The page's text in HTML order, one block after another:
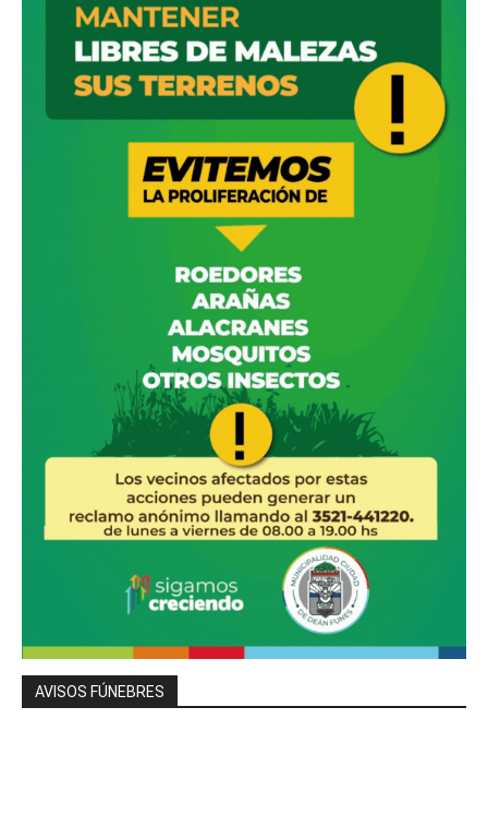
AVISOS FÚNEBRES